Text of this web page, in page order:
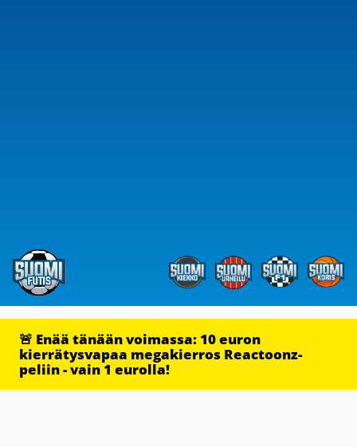
🚨 Enää tänään voimassa: 10 euron
kierrätysvapaa megakierros Reactoonz-
peliin - vain 1 eurolla!